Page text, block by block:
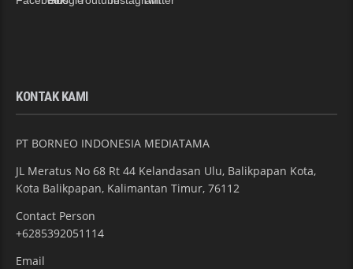
KONTAK KAMI
PT BORNEO INDONESIA MEDIATAMA
JL Meratus No 68 Rt 44 Kelandasan Ulu, Balikpapan Kota,
Kota Balikpapan, Kalimantan Timur, 76112
Contact Person
+6285392051114
Email